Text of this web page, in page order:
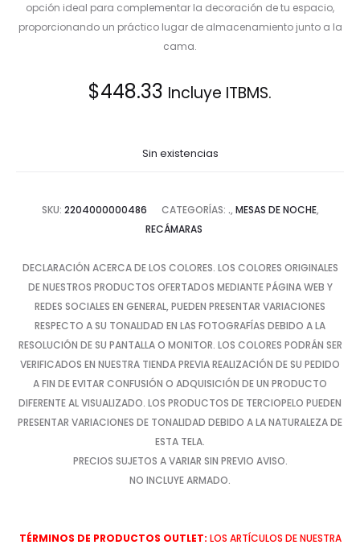
opción ideal para complementar la decoración de tu espacio,
proporcionando un práctico lugar de almacenamiento junto a la
cama.
$448.33 Incluye ITBMS.
Sin existencias
SKU: 2204000000486 CATEGORÍAS: ., MESAS DE NOCHE,
RECÁMARAS
DECLARACIÓN ACERCA DE LOS COLORES. LOS COLORES ORIGINALES
DE NUESTROS PRODUCTOS OFERTADOS MEDIANTE PÁGINA WEB Y
REDES SOCIALES EN GENERAL, PUEDEN PRESENTAR VARIACIONES
RESPECTO A SU TONALIDAD EN LAS FOTOGRAFÍAS DEBIDO A LA
RESOLUCIÓN DE SU PANTALLA O MONITOR. LOS COLORES PODRÁN SER
VERIFICADOS EN NUESTRA TIENDA PREVIA REALIZACIÓN DE SU PEDIDO
A FIN DE EVITAR CONFUSIÓN O ADQUISICIÓN DE UN PRODUCTO
DIFERENTE AL VISUALIZADO. LOS PRODUCTOS DE TERCIOPELO PUEDEN
PRESENTAR VARIACIONES DE TONALIDAD DEBIDO A LA NATURALEZA DE
ESTA TELA.
PRECIOS SUJETOS A VARIAR SIN PREVIO AVISO.
NO INCLUYE ARMADO.
TÉRMINOS DE PRODUCTOS OUTLET: LOS ARTÍCULOS DE NUESTRA